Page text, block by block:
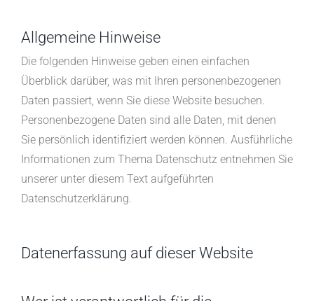
Allgemeine Hinweise
Die folgenden Hinweise geben einen einfachen
Überblick darüber, was mit Ihren personenbezogenen
Daten passiert, wenn Sie diese Website besuchen.
Personenbezogene Daten sind alle Daten, mit denen
Sie persönlich identifiziert werden können. Ausführliche
Informationen zum Thema Datenschutz entnehmen Sie
unserer unter diesem Text aufgeführten
Datenschutzerklärung.
Datenerfassung auf dieser Website